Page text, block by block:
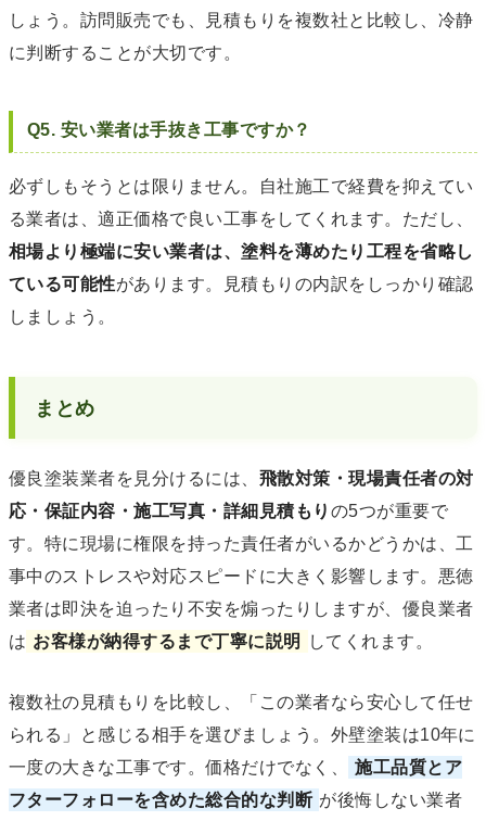
しょう。訪問販売でも、見積もりを複数社と比較し、冷静
に判断することが大切です。
Q5. 安い業者は手抜き工事ですか？
必ずしもそうとは限りません。自社施工で経費を抑えてい
る業者は、適正価格で良い工事をしてくれます。ただし、
相場より極端に安い業者は、塗料を薄めたり工程を省略し
ている可能性があります。見積もりの内訳をしっかり確認
しましょう。
まとめ
優良塗装業者を見分けるには、 飛散対策・現場責任者の対
応・保証内容・施工写真・詳細見積もり の5つが重要で
す。特に現場に権限を持った責任者がいるかどうかは、工
事中のストレスや対応スピードに大きく影響します。悪徳
業者は即決を迫ったり不安を煽ったりしますが、優良業者
は お客様が納得するまで丁寧に説明 してくれます。
複数社の見積もりを比較し、「この業者なら安心して任せ
られる」と感じる相手を選びましょう。外壁塗装は10年に
一度の大きな工事です。価格だけでなく、
施工品質とア
フターフォローを含めた総合的な判断 が後悔しない業者